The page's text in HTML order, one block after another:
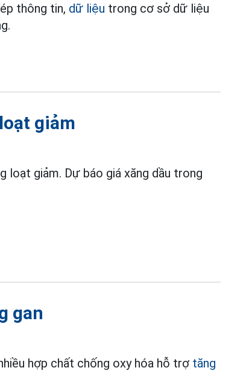
thông tin, dữ liệu trong cơ sở dữ liệu
giảm
loạt giảm. Dự báo giá xăng dầu trong
gan
hợp chất chống oxy hóa hỗ trợ tăng